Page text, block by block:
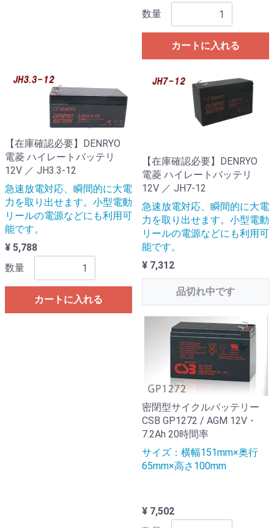
数量
カートに入れる
【在庫確認必要】DENRYO
電菱 ハイレートバッテリ
12V ／ JH3.3-12
急速放電対応、瞬間的に大電
力を取り出せます。小型電動
リールの電源などにも利用可
能です。
¥ 5,788
数量
カートに入れる
【在庫確認必要】DENRYO
電菱 ハイレートバッテリ
12V ／ JH7-12
急速放電対応、瞬間的に大電
力を取り出せます。小型電動
リールの電源などにも利用可
能です。
¥ 7,312
品切れ中です
密閉型サイクルバッテリー
CSB GP1272 / AGM 12V・
7.2Ah 20時間率
サイズ：横幅151mm×奥行
65mm×高さ100mm
¥ 7,502